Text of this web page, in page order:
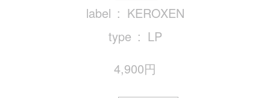
label
KEROXEN
type
LP
4,900円